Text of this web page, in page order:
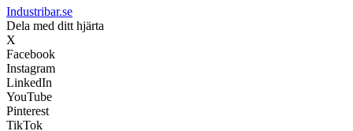
Industribar.se
Dela med ditt hjärta
X
Facebook
Instagram
LinkedIn
YouTube
Pinterest
TikTok